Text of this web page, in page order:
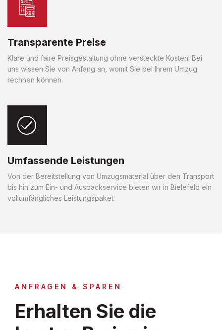
Transparente Preise
Klare und faire Preisgestaltung ohne versteckte Kosten. Bei
uns wissen Sie von Anfang an, womit Sie bei Ihrem Umzug
rechnen können.
Umfassende Leistungen
Von der Bereitstellung von Umzugsmaterial über den Transport
bis hin zum Ein- und Auspackservice bieten wir in Bielefeld ein
vollumfängliches Leistungspaket.
ANFRAGEN & SPAREN
Erhalten Sie die